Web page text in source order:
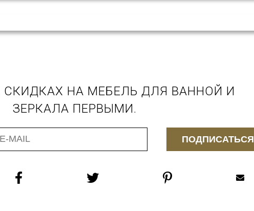
СКИДКАХ НА МЕБЕЛЬ ДЛЯ ВАННОЙ И
ЗЕРКАЛА ПЕРВЫМИ.
ПОДПИСАТЬСЯ